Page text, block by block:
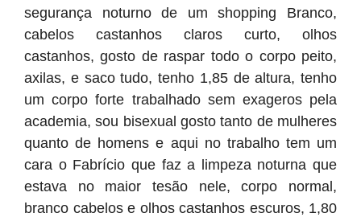
segurança noturno de um shopping Branco,
cabelos castanhos claros curto, olhos
castanhos, gosto de raspar todo o corpo peito,
axilas, e saco tudo, tenho 1,85 de altura, tenho
um corpo forte trabalhado sem exageros pela
academia, sou bisexual gosto tanto de mulheres
quanto de homens e aqui no trabalho tem um
cara o Fabrício que faz a limpeza noturna que
estava no maior tesão nele, corpo normal,
branco cabelos e olhos castanhos escuros, 1,80